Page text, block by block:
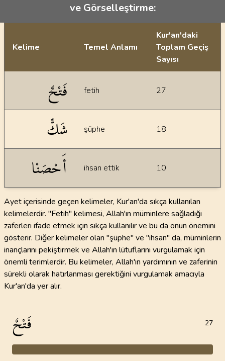
ve Görselleştirme:
Kelime Temel Anlamı
Kur'an'daki
Toplam Geçiş
Sayısı
فَتْحٌ fetih 27
شَكٌّ şüphe 18
أَحْصَنْا ihsan ettik 10
Ayet içerisinde geçen kelimeler, Kur'an'da sıkça kullanılan
kelimelerdir. "Fetih" kelimesi, Allah'ın müminlere sağladığı
zaferleri ifade etmek için sıkça kullanılır ve bu da onun önemini
gösterir. Diğer kelimeler olan "şüphe" ve "ihsan" da, müminlerin
inançlarını pekiştirmek ve Allah'ın lütuflarını vurgulamak için
önemli terimlerdir. Bu kelimeler, Allah'ın yardımının ve zaferinin
sürekli olarak hatırlanması gerektiğini vurgulamak amacıyla
Kur'an'da yer alır.
فَتْحٌ 27